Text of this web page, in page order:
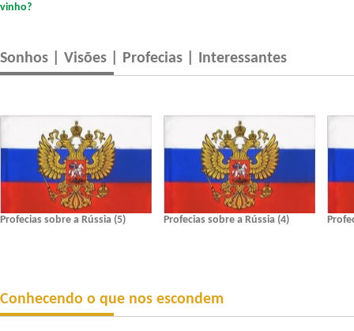
vinho?
Sonhos | Visões | Profecias | Interessantes
Profecias sobre a Rússia (5) Profecias sobre a Rússia (4)
Conhecendo o que nos escondem